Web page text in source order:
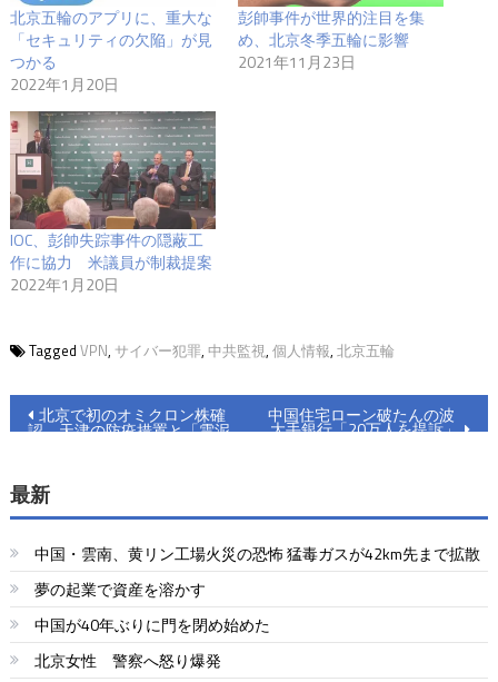
北京五輪のアプリに、重大な
「セキュリティの欠陥」が見
つかる
2022年1月20日
彭帥事件が世界的注目を集
め、北京冬季五輪に影響
2021年11月23日
IOC、彭帥失踪事件の隠蔽工
作に協力 米議員が制裁提案
2022年1月20日
Tagged VPN, サイバー犯罪, 中共監視, 個人情報, 北京五輪
投
ナ
ビ
ゲ
ー
シ
北京で初のオミクロン株確
認 天津の防疫措置と「雲泥
中国住宅ローン破たんの波
大手銀行「20万人を提訴」
最新
中国・雲南、黄リン工場火災の恐怖 猛毒ガスが42km先まで拡散
夢の起業で資産を溶かす
中国が40年ぶりに門を閉め始めた
北京女性 警察へ怒り爆発